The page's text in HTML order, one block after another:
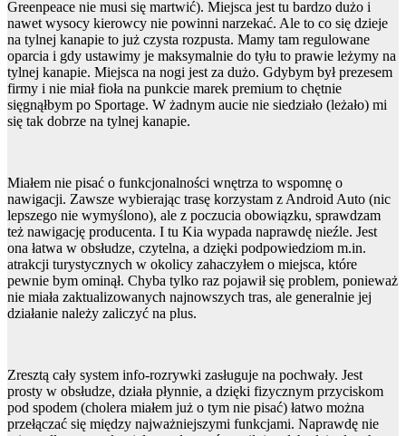
Greenpeace nie musi się martwić). Miejsca jest tu bardzo dużo i
nawet wysocy kierowcy nie powinni narzekać. Ale to co się dzieje
na tylnej kanapie to już czysta rozpusta. Mamy tam regulowane
oparcia i gdy ustawimy je maksymalnie do tyłu to prawie leżymy na
tylnej kanapie. Miejsca na nogi jest za dużo. Gdybym był prezesem
firmy i nie miał fioła na punkcie marek premium to chętnie
sięgnąłbym po Sportage. W żadnym aucie nie siedziało (leżało) mi
się tak dobrze na tylnej kanapie.
Miałem nie pisać o funkcjonalności wnętrza to wspomnę o
nawigacji. Zawsze wybierając trasę korzystam z Android Auto (nic
lepszego nie wymyślono), ale z poczucia obowiązku, sprawdzam
też nawigację producenta. I tu Kia wypada naprawdę nieźle. Jest
ona łatwa w obsłudze, czytelna, a dzięki podpowiedziom m.in.
atrakcji turystycznych w okolicy zahaczyłem o miejsca, które
pewnie bym ominął. Chyba tylko raz pojawił się problem, ponieważ
nie miała zaktualizowanych najnowszych tras, ale generalnie jej
działanie należy zaliczyć na plus.
Zresztą cały system info-rozrywki zasługuje na pochwały. Jest
prosty w obsłudze, działa płynnie, a dzięki fizycznym przyciskom
pod spodem (cholera miałem już o tym nie pisać) łatwo można
przełączać się między najważniejszymi funkcjami. Naprawdę nie